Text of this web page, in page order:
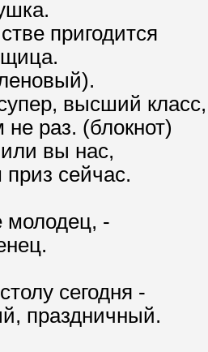
пригодится
высший класс,
раз. (блокнот)
вы нас,
сейчас.
молодец, -
сегодня -
праздничный.